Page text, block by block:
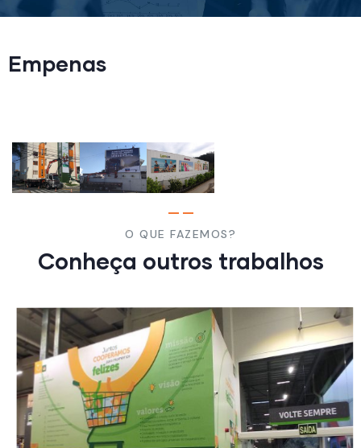
Empenas
O QUE FAZEMOS?
Conheça outros trabalhos